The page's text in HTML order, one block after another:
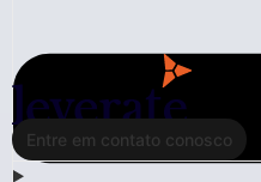
Entre em contato conosco